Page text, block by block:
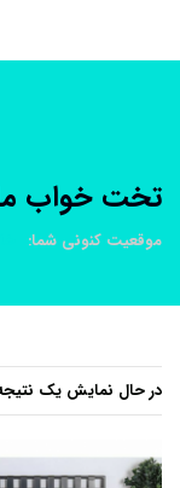
تخت خواب
موقعیت کنونی شما:
در حال نمایش یک